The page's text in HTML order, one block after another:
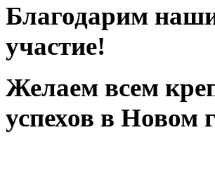
Благодарим
участие!
Желаем всем
успехов в Новом